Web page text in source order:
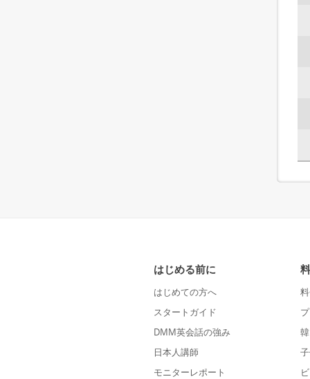
はじめる前に
はじめての方へ
スタートガイド
DMM英会話の強み
日本人講師
モニターレポート